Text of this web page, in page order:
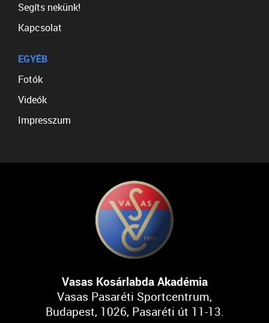
Segíts nekünk!
Kapcsolat
EGYÉB
Fotók
Videók
Impresszum
Vasas Kosárlabda Akadémia
Vasas Pasaréti Sportcentrum,
Budapest, 1026, Pasaréti út 11-13.